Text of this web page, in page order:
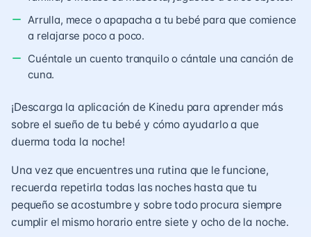
Arrulla, mece o apapacha a tu bebé para que comience
a relajarse poco a poco.
Cuéntale un cuento tranquilo o cántale una canción de
cuna.
¡Descarga la aplicación de Kinedu para aprender más
sobre el sueño de tu bebé y cómo ayudarlo a que
duerma toda la noche!
Una vez que encuentres una rutina que le funcione,
recuerda repetirla todas las noches hasta que tu
pequeño se acostumbre y sobre todo procura siempre
cumplir el mismo horario entre siete y ocho de la noche.